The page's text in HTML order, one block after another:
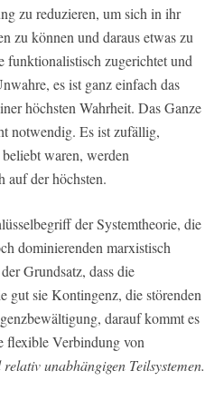
zu reduzieren, um sich in ihr
zu können und daraus etwas zu
funktionalistisch zugerichtet und
es ist ganz einfach das
höchsten Wahrheit. Das Ganze
notwendig. Es ist zufällig,
waren, werden
auf der höchsten.
der Systemtheorie, die
dominierenden marxistisch
Grundsatz, dass die
gut sie Kontingenz, die störenden
darauf kommt es
flexible Verbindung von
unabhängigen Teilsystemen.